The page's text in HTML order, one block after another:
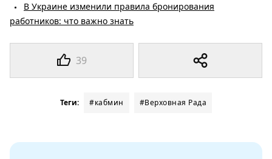
39
В Украине изменили правила бронирования
работников: что важно знать
Теги: #кабмин #Верховная Рада